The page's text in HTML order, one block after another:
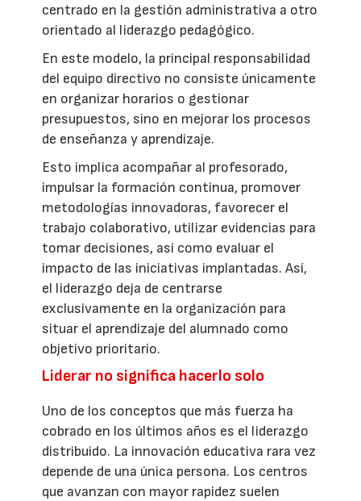
centrado en la gestión administrativa a otro
orientado al liderazgo pedagógico.
En este modelo, la principal responsabilidad
del equipo directivo no consiste únicamente
en organizar horarios o gestionar
presupuestos, sino en mejorar los procesos
de enseñanza y aprendizaje.
Esto implica acompañar al profesorado,
impulsar la formación continua, promover
metodologías innovadoras, favorecer el
trabajo colaborativo, utilizar evidencias para
tomar decisiones, así como evaluar el
impacto de las iniciativas implantadas. Así,
el liderazgo deja de centrarse
exclusivamente en la organización para
situar el aprendizaje del alumnado como
objetivo prioritario.
Liderar no significa hacerlo solo
Uno de los conceptos que más fuerza ha
cobrado en los últimos años es el liderazgo
distribuido. La innovación educativa rara vez
depende de una única persona. Los centros
que avanzan con mayor rapidez suelen